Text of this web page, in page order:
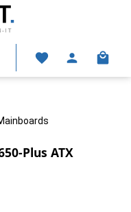
Plus ATX